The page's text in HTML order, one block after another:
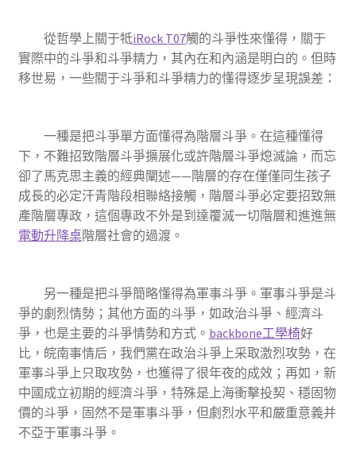
從哲學上關于牴iRock T07觸的斗爭性來懂得，關于
實際中的斗爭和斗爭精力，其內在和內涵是明白的。但時
移世易，一些關于斗爭和斗爭精力的懂得逐步呈現誤差：
一種是把斗爭單方面懂得為階層斗爭。在這種懂得
下，不難招致階層斗爭擴展化或許階層斗爭熄滅論，而忘
卻了馬克思主義的經典闡述——階層的存在僅僅同生孩子
成長的必定汗青階段相聯絡接觸，階層斗爭必定要招致無
產階層專政，這個專政不外是到達覆滅一切階層和進進無
電動升降桌階層社會的過渡。
另一種是把斗爭簡略懂得為軍事斗爭。軍事斗爭是斗
爭的劇烈情勢；其他方面的斗爭，如政治斗爭、經濟斗
爭，也是主要的斗爭情勢和方式。 backbone工學椅好
比，皖南事情后，我們黨在政治斗爭上采取激烈攻勢，在
軍事斗爭上只取攻勢，也獲得了很年夜的成效；再如，新
中國成立初期的經濟斗爭，特殊是上海衝擊投契、穩固物
價的斗爭，固然不是軍事斗爭，但劇烈水平和嚴重意義并
不亞于軍事斗爭。